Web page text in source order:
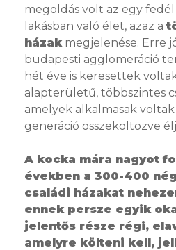
megoldás volt az egy
lakásban való élet, azaz a
házak megjelenése. Erre
budapesti agglomeráció
hét éve is keresettek
alapterületű, többszintes
amelyek alkalmasak
generáció összeköltözve
A kocka mára nagyot
években a 300-400
családi házakat
ennek persze egyik
jelentős része régi,
amelyre költeni kell,